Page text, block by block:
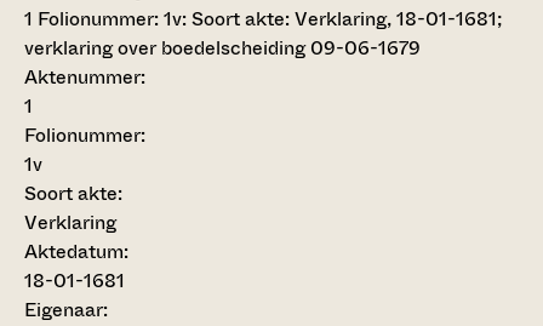
1 Folionummer: 1v: Soort akte: Verklaring, 18-01-1681;
verklaring over boedelscheiding 09-06-1679
Aktenummer:
1
Folionummer:
1v
Soort akte:
Verklaring
Aktedatum:
18-01-1681
Eigenaar: